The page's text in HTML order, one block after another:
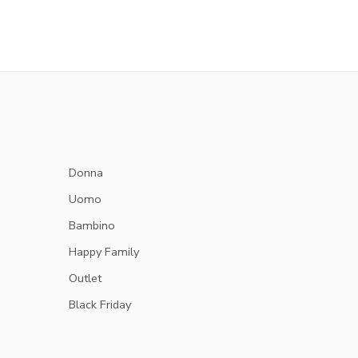
Donna
Uomo
Bambino
Happy Family
Outlet
Black Friday